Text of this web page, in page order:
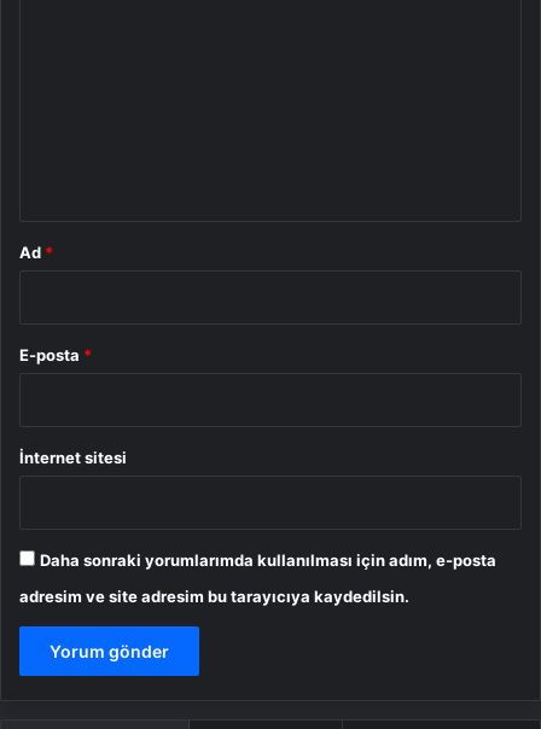
Ad *
E-posta *
İnternet sitesi
Daha sonraki yorumlarımda kullanılması için adım, e-posta
adresim ve site adresim bu tarayıcıya kaydedilsin.